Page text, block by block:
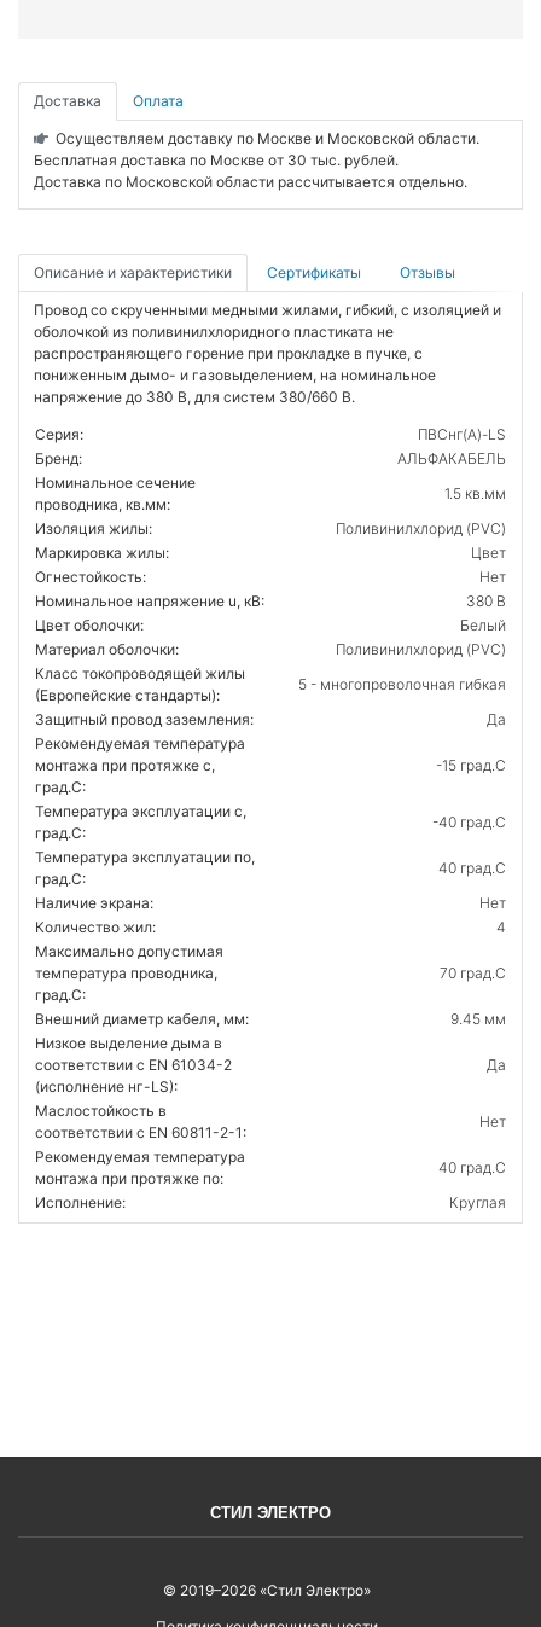
Доставка Оплата
Осуществляем доставку по Москве и Московской области.
Бесплатная доставка по Москве от 30 тыс. рублей.
Доставка по Московской области рассчитывается отдельно.
Описание и характеристики Сертификаты Отзывы
Провод со скрученными медными жилами, гибкий, с изоляцией и
оболочкой из поливинилхлоридного пластиката не
распространяющего горение при прокладке в пучке, с
пониженным дымо- и газовыделением, на номинальное
напряжение до 380 В, для систем 380/660 В.
Серия:
ПВСнг(А)-LS
Бренд:
АЛЬФАКАБЕЛЬ
Номинальное сечение
проводника, кв.мм:
1.5 кв.мм
Изоляция жилы:
Поливинилхлорид (PVC)
Маркировка жилы:
Цвет
Огнестойкость:
Нет
Номинальное напряжение u, кВ:
380 В
Цвет оболочки:
Белый
Материал оболочки:
Поливинилхлорид (PVC)
Класс токопроводящей жилы
(Европейские стандарты):
5 - многопроволочная гибкая
Защитный провод заземления:
Да
Рекомендуемая температура
монтажа при протяжке с,
град.C:
-15 град.C
Температура эксплуатации с,
град.C:
-40 град.C
Температура эксплуатации по,
град.C:
40 град.C
Наличие экрана:
Нет
Количество жил:
4
Максимально допустимая
температура проводника,
град.C:
70 град.C
Внешний диаметр кабеля, мм:
9.45 мм
Низкое выделение дыма в
соответствии с EN 61034-2
(исполнение нг-LS):
Да
Маслостойкость в
соответствии с EN 60811-2-1:
Нет
Рекомендуемая температура
монтажа при протяжке по:
40 град.C
Исполнение:
Круглая
СТИЛ ЭЛЕКТРО
© 2019–2026 «Стил Электро»